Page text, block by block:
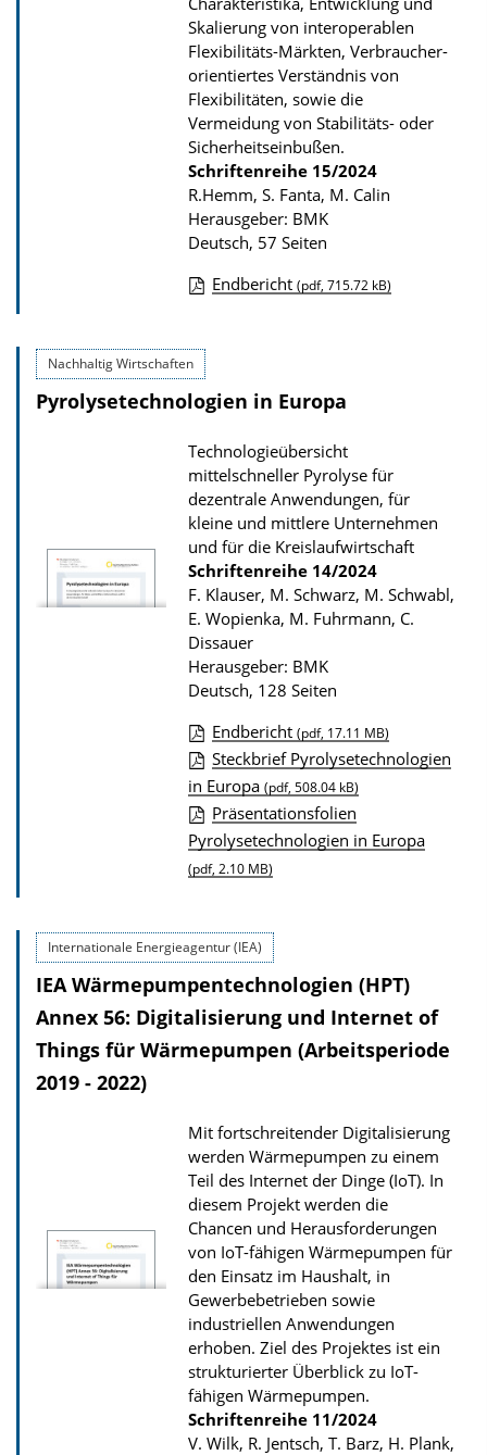
i
k
a
t
i
o
n
Skalierung von interoperablen
Flexibilitäts-Märkten, Verbraucher-
orientiertes Verständnis von
Flexibilitäten, sowie die
Vermeidung von Stabilitäts- oder
Sicherheitseinbußen.
Schriftenreihe 15/2024
R.Hemm, S. Fanta, M. Calin
Herausgeber: BMK
Deutsch, 57 Seiten
w
n
o
a
d
s
z
u
r
P
b
l
i
k
a
o
n
Endbericht (pdf, 715.72 kB)
Nachhaltig Wirtschaften
Pyrolysetechnologien in Europa
Technologieübersicht
mittelschneller Pyrolyse für
dezentrale Anwendungen, für
kleine und mittlere Unternehmen
und für die Kreislaufwirtschaft
Schriftenreihe 14/2024
F. Klauser, M. Schwarz, M. Schwabl,
E. Wopienka, M. Fuhrmann, C.
Dissauer
Herausgeber: BMK
Deutsch, 128 Seiten
D
o
w
n
l
a
d
s
z
u
P
u
b
l
i
k
a
t
i
o
n
Endbericht (pdf, 17.11 MB)
Steckbrief Pyrolysetechnologien
in Europa (pdf, 508.04 kB)
Präsentationsfolien
Pyrolysetechnologien in Europa
(pdf, 2.10 MB)
Internationale Energieagentur (IEA)
IEA Wärmepumpentechnologien (HPT)
Annex 56: Digitalisierung und Internet of
Things für Wärmepumpen (Arbeitsperiode
2019 - 2022)
Mit fortschreitender Digitalisierung
werden Wärmepumpen zu einem
Teil des Internet der Dinge (IoT). In
diesem Projekt werden die
Chancen und Herausforderungen
von IoT-fähigen Wärmepumpen für
den Einsatz im Haushalt, in
Gewerbebetrieben sowie
industriellen Anwendungen
erhoben. Ziel des Projektes ist ein
strukturierter Überblick zu IoT-
fähigen Wärmepumpen.
Schriftenreihe 11/2024
V. Wilk, R. Jentsch, T. Barz, H. Plank,